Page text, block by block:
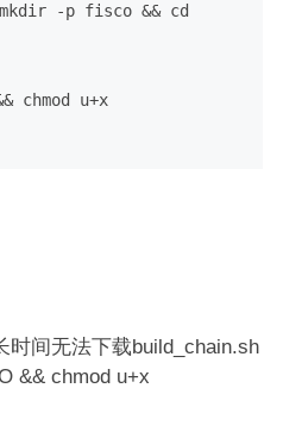
-p fisco && cd
chmod u+x
时间无法下载build_chain.sh
&& chmod u+x